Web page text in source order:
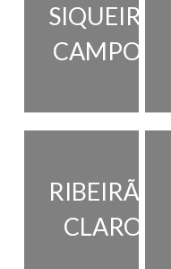
SIQUEIRA
CAMPOS
RIBEIRÃO
CLARO